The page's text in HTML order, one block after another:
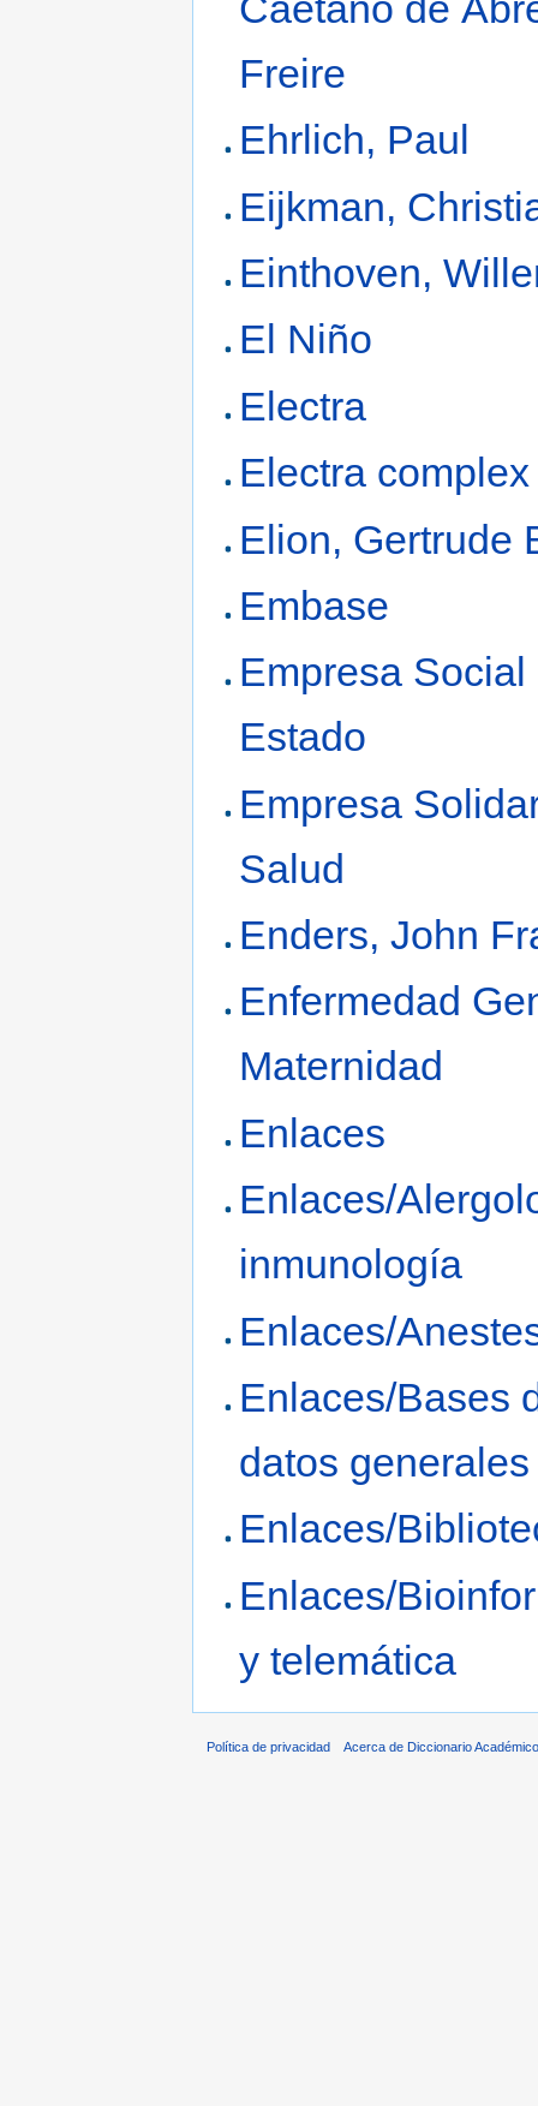
Freire
Ehrlich, Paul
Eijkman,
Einthoven,
El Niño
Electra
Electra complex
Elion, Gertrude
Embase
Empresa Social
Estado
Empresa
Salud
Enders, John
Enfermedad
Maternidad
Enlaces
Enlaces/
inmunología
Enlaces/
Enlaces/Bases
datos generales
Enlaces/
Enlaces/
y telemática
Política de privacidad Acerca de Diccionario